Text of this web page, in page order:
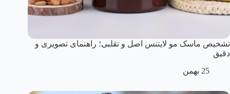
تشخیص ماسک مو لایتنس اصل و تقلبی؛ راهنمای تصویری و
دقیق
25 بهمن